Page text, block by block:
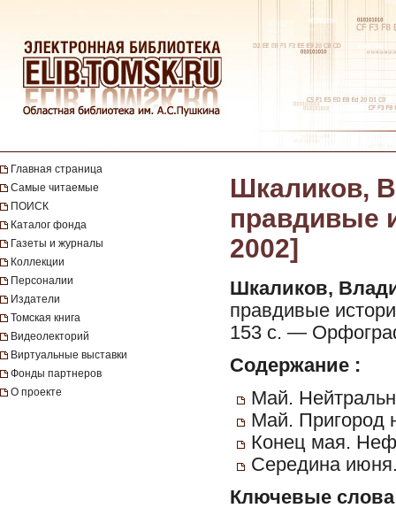
Главная страница
Самые читаемые
ПОИСК
Каталог фонда
Газеты и журналы
Коллекции
Персоналии
Издатели
Томская книга
Видеолекторий
Виртуальные выставки
Фонды партнеров
О проекте
Шкаликов,
правдивые
2002]
Шкаликов,
правдивые
153 с. —
Содержание :
Май.
Май. Пригород
Конец мая.
Середина
Ключевые слова